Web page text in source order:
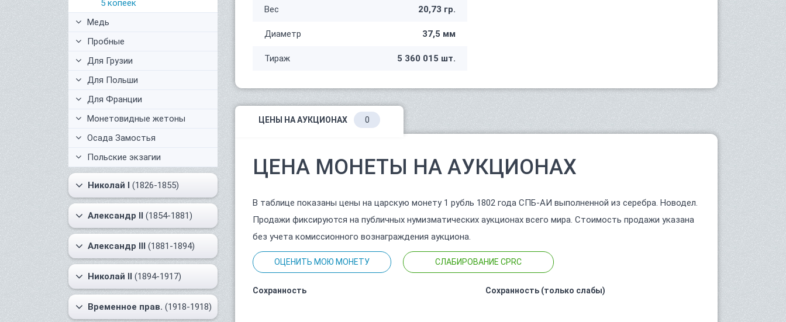
5 копеек
Медь
Пробные
Для Грузии
Для Польши
Для Франции
Монетовидные жетоны
Осада Замостья
Польские экзагии
Николай I (1826-1855)
Александр II (1854-1881)
Александр III (1881-1894)
Николай II (1894-1917)
Временное прав. (1918-1918)
Вес 20,73 гр.
Диаметр 37,5 мм
Тираж 5 360 015 шт.
ЦЕНЫ НА АУКЦИОНАХ 0
ЦЕНА МОНЕТЫ НА АУКЦИОНАХ
В таблице показаны цены на царскую монету 1 рубль 1802 года СПБ-АИ выполненной из серебра. Новодел.
Продажи фиксируются на публичных нумизматических аукционах всего мира. Стоимость продажи указана
без учета комиссионного вознаграждения аукциона.
ОЦЕНИТЬ МОЮ МОНЕТУ СЛАБИРОВАНИЕ CPRC
Сохранность Сохранность (только слабы)